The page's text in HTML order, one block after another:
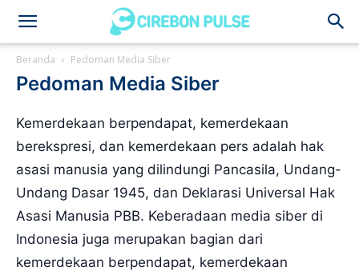
Cirebon
Pulse
Beranda Pedoman Media Siber
Pedoman Media Siber
Kemerdekaan berpendapat, kemerdekaan
berekspresi, dan kemerdekaan pers adalah hak
asasi manusia yang dilindungi Pancasila, Undang-
Undang Dasar 1945, dan Deklarasi Universal Hak
Asasi Manusia PBB. Keberadaan media siber di
Indonesia juga merupakan bagian dari
kemerdekaan berpendapat, kemerdekaan